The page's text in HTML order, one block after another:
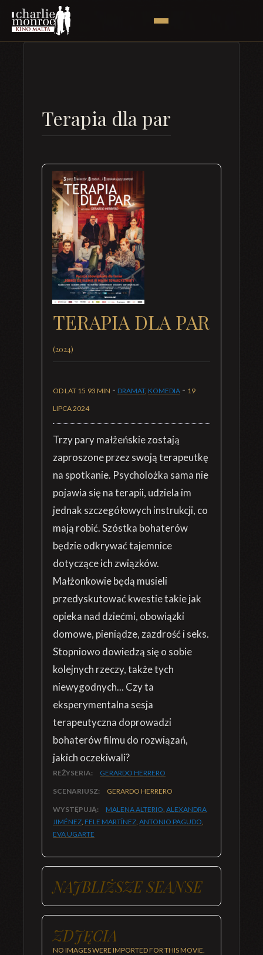
Terapia dla par
TERAPIA DLA PAR
(2024)
OD LAT 15 93 MIN - DRAMAT, KOMEDIA - 19
LIPCA 2024
Trzy pary małżeńskie zostają
zaproszone przez swoją terapeutkę
na spotkanie. Psycholożka sama nie
pojawia się na terapii, udziela im
jednak szczegółowych instrukcji, co
mają robić. Szóstka bohaterów
będzie odkrywać tajemnice
dotyczące ich związków.
Małżonkowie będą musieli
przedyskutować kwestie takie jak
opieka nad dziećmi, obowiązki
domowe, pieniądze, zazdrość i seks.
Stopniowo dowiedzą się o sobie
kolejnych rzeczy, także tych
niewygodnych... Czy ta
eksperymentalna sesja
terapeutyczna doprowadzi
bohaterów filmu do rozwiązań,
jakich oczekiwali?
REŻYSERIA: GERARDO HERRERO
SCENARIUSZ: GERARDO HERRERO
WYSTĘPUJĄ: MALENA ALTERIO, ALEXANDRA
JIMÉNEZ, FELE MARTÍNEZ, ANTONIO PAGUDO,
EVA UGARTE
NAJBLIŻSZE SEANSE
ZDJĘCIA
NO IMAGES WERE IMPORTED FOR THIS MOVIE.